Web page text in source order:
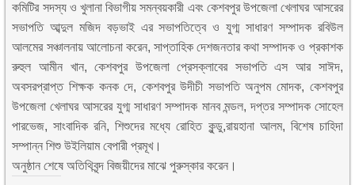
কমিটির সদস্য ও খুলানা বিভাগীয় সমন্বয়কারী এবং কেশবপুর উপজেলা খেলাঘর আসরের
সভাপতি আব্দুল মজিদ বড়ভাই এর সভাপতিত্বে ও যুগ্ম সাধারণ সম্পাদক রবিউল
আলমের সঞ্চালনায় আলোচনা করেন, সাপ্তাহিক দেশজনতার কথা সম্পাদক ও প্রকাশক
রুহুল আমীন খান, কেশবপুর উপজেলা প্রেসক্লাবের সভাপতি এস আর সাঈদ,
অবসরপ্রাপ্ত শিক্ষক কনক দে, কেশবপুর উদীচী সভাপতি অনুপম মোদক, কেশবপুর
উপজেলা খেলাঘর আসরের যুগ্ম সাধারণ সম্পাদক মানব মন্ডল, দপ্তর সম্পাদক সোহেল
পারভেজ, সাংবাদিক রনি, শিশুদের মধ্যে রোহিত কুন্ডু,রায়হানা আলম, বিশেষ চাহিদা
সম্পান্ন শিশু উইলিয়াম বেপারী প্রমূখ।
অনুষ্ঠান শেষে অতিথিবৃন্দ বিজয়ীদের মাঝে পুরুস্কার করেন।